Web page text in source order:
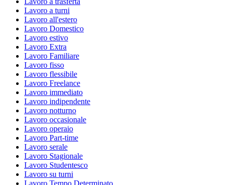
Lavoro a turni
Lavoro all'estero
Lavoro Domestico
Lavoro estivo
Lavoro Extra
Lavoro Familiare
Lavoro fisso
Lavoro flessibile
Lavoro Freelance
Lavoro immediato
Lavoro indipendente
Lavoro notturno
Lavoro occasionale
Lavoro operaio
Lavoro Part-time
Lavoro serale
Lavoro Stagionale
Lavoro Studentesco
Lavoro su turni